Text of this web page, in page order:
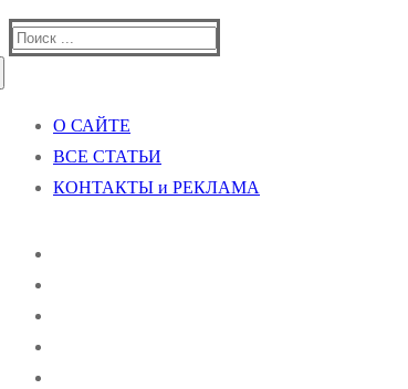
Найти:
О САЙТЕ
ВСЕ СТАТЬИ
КОНТАКТЫ и РЕКЛАМА